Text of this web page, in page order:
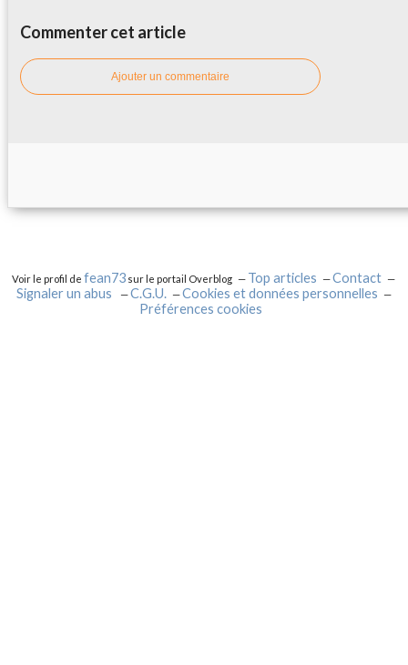
Commenter cet article
Ajouter un commentaire
Voir le profil defean73 sur le portail Overblog Top articles
Contact
Signaler un abus
C.G.U.
Cookies et données personnelles
Préférences cookies